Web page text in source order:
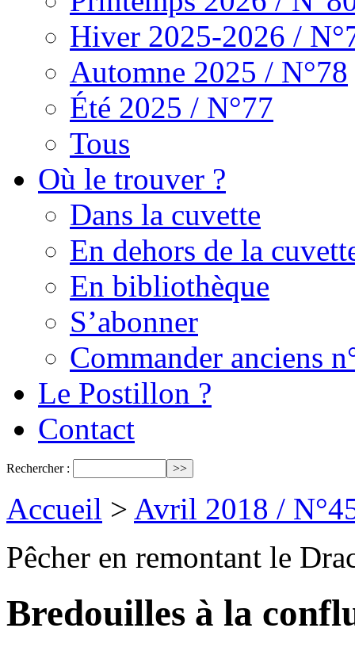
Hiver 2025-2026 /
Automne 2025 / N°78
Été 2025 / N°77
Tous
Où le trouver ?
Dans la cuvette
En dehors de la
En bibliothèque
S’abonner
Commander anciens
Le Postillon ?
Contact
Rechercher :
Accueil > Avril 2018 /
Pêcher en remontant le
Bredouilles à la